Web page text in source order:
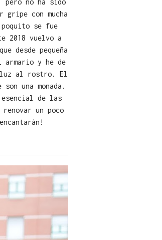
pero no ha sido
gripe con mucha
poquito se fue
2018 vuelvo a
desde pequeña
armario y he de
luz al rostro. El
una monada.
esencial de las
un poco